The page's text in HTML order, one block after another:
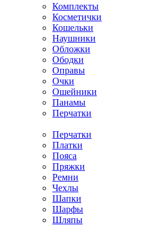
Комплекты
Косметички
Кошельки
Наушники
Обложки
Ободки
Оправы
Очки
Ошейники
Панамы
Перчатки
Перчатки
Платки
Пояса
Пряжки
Ремни
Чехлы
Шапки
Шарфы
Шляпы